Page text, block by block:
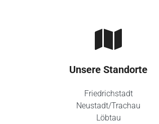
Unsere Standorte
Friedrichstadt
Neustadt/Trachau
Löbtau